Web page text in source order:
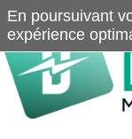
En poursuivant
expérience